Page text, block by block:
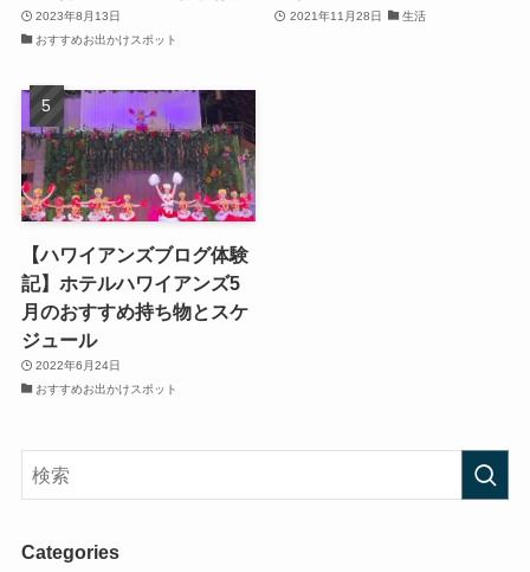
2023年8月13日
おすすめお出かけスポット
2021年11月28日 生活
【ハワイアンズブログ体験
記】ホテルハワイアンズ5
月のおすすめ持ち物とスケ
ジュール
2022年6月24日
おすすめお出かけスポット
Categories